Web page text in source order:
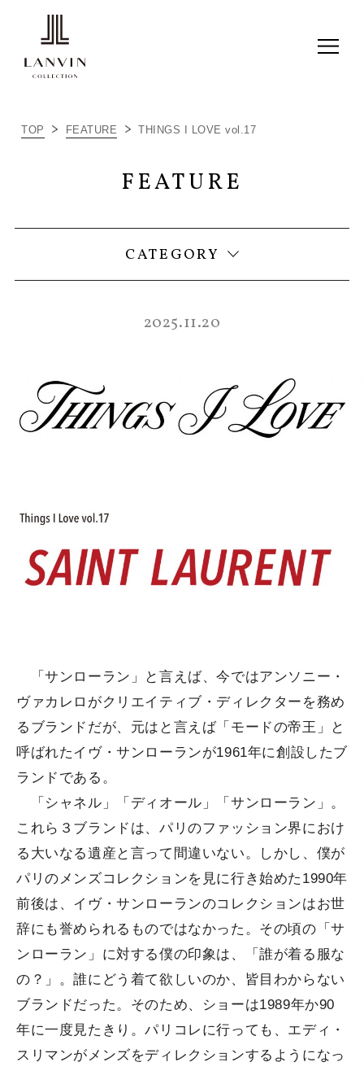
TOP FEATURE THINGS I LOVE vol.17
FEATURE
CATEGORY
THINGS I LOVE
2025.11.20
「サンローラン」と言えば、今ではアンソニー・
ヴァカレロがクリエイティブ・ディレクターを務め
るブランドだが、元はと言えば「モードの帝王」と
呼ばれたイヴ・サンローランが1961年に創設したブ
ランドである。
「シャネル」「ディオール」「サンローラン」。
これら３ブランドは、パリのファッション界におけ
る大いなる遺産と言って間違いない。しかし、僕が
パリのメンズコレクションを見に行き始めた1990年
前後は、イヴ・サンローランのコレクションはお世
辞にも誉められるものではなかった。その頃の「サ
ンローラン」に対する僕の印象は、「誰が着る服な
の？」。誰にどう着て欲しいのか、皆目わからない
ブランドだった。そのため、ショーは1989年か90
年に一度見たきり。パリコレに行っても、エディ・
スリマンがメンズをディレクションするようになっ